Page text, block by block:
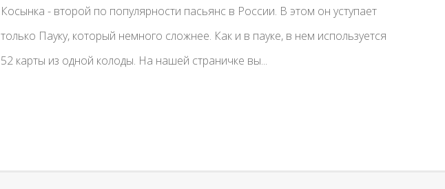
Косынка - второй по популярности пасьянс в России. В этом он уступает
только Пауку, который немного сложнее. Как и в пауке, в нем используется
52 карты из одной колоды. На нашей страничке вы...